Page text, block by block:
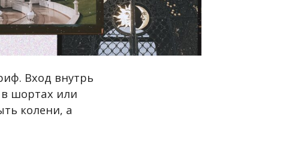
Вход внутрь
шортах или
колени, а